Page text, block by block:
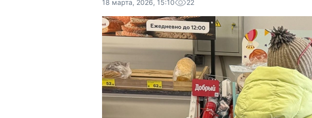
18 марта, 2026, 15:10 22